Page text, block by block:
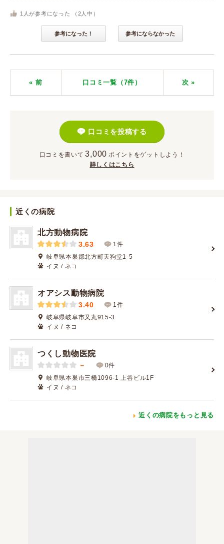
1 人が参考になった （ 2 人中）
参考になった！ 参考にならなかった
« 前 口コミ一覧（7件） 次 »
口コミを投稿する
口コミを書いて 3,000 ポイント をゲットしよう！
詳しくはこちら
近くの病院
北方動物病院
3.63
1件
岐阜県本巣郡北方町天狗堂1-5
イヌ / ネコ
オアシス動物病院
3.40
1件
岐阜県岐阜市又丸915-3
イヌ / ネコ
つくし動物医院
－
0件
岐阜県本巣市三橋1096-1 上谷ビル1F
イヌ / ネコ
近くの病院をもっと見る